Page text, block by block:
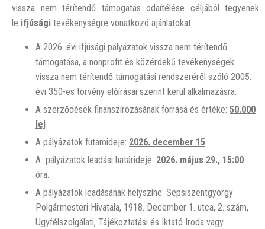
vissza nem térítendő támogatás odaítélése céljából tegyenek
le ifjúsági tevékenységre vonatkozó ajánlatokat.
A 2026. évi ifjúsági pályázatok vissza nem térítendő
támogatása, a nonprofit és közérdekű tevékenységek
vissza nem térítendő támogatási rendszeréről szóló 2005.
évi 350-es törvény előírásai szerint kerül alkalmazásra.
A szerződések finanszírozásának forrása és értéke: 50.000
lej
A pályázatok futamideje: 2026. december 15.
A pályázatok leadási határideje: 2026. május 29., 15:00
óra.
A pályázatok leadásának helyszíne: Sepsiszentgyörgy
Polgármesteri Hivatala, 1918. December 1. utca, 2. szám,
Ügyfélszolgálati, Tájékoztatási és Iktató Iroda vagy